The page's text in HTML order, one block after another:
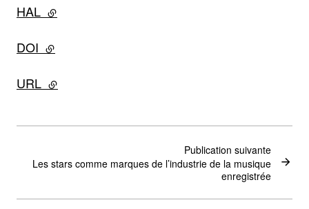
HAL - lien externe
DOI - lien externe
URL - lien externe
Publication suivante
Les stars comme marques de l’industrie de la musique
enregistrée